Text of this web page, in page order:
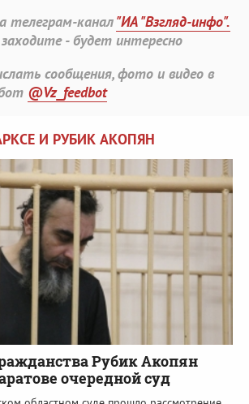
телеграм-канал"ИА "Взгляд-инфо".
- будет интересно
сообщения, фото и видео в
@Vz_feedbot
И РУБИК АКОПЯН
Рубик Акопян
очередной суд